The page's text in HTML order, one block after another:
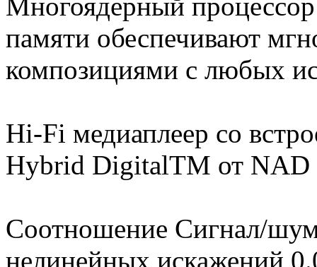
памяти обеспечивают
композициями с любых
Hi-Fi медиаплеер со
Hybrid DigitalTM от NAD
Соотношение Сигнал/
нелинейных искажений